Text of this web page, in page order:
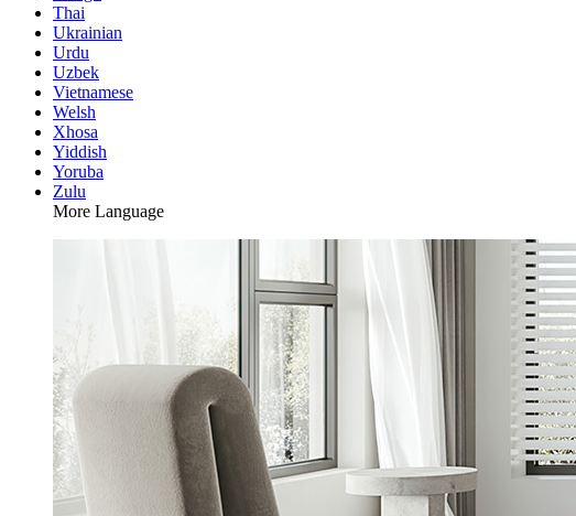
Thai
Ukrainian
Urdu
Uzbek
Vietnamese
Welsh
Xhosa
Yiddish
Yoruba
Zulu
More Language